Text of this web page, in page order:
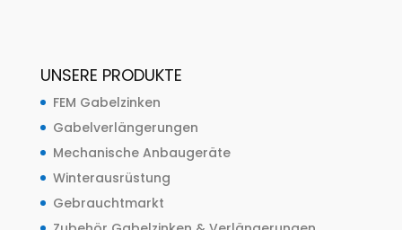
UNSERE PRODUKTE
FEM Gabelzinken
Gabelverlängerungen
Mechanische Anbaugeräte
Winterausrüstung
Gebrauchtmarkt